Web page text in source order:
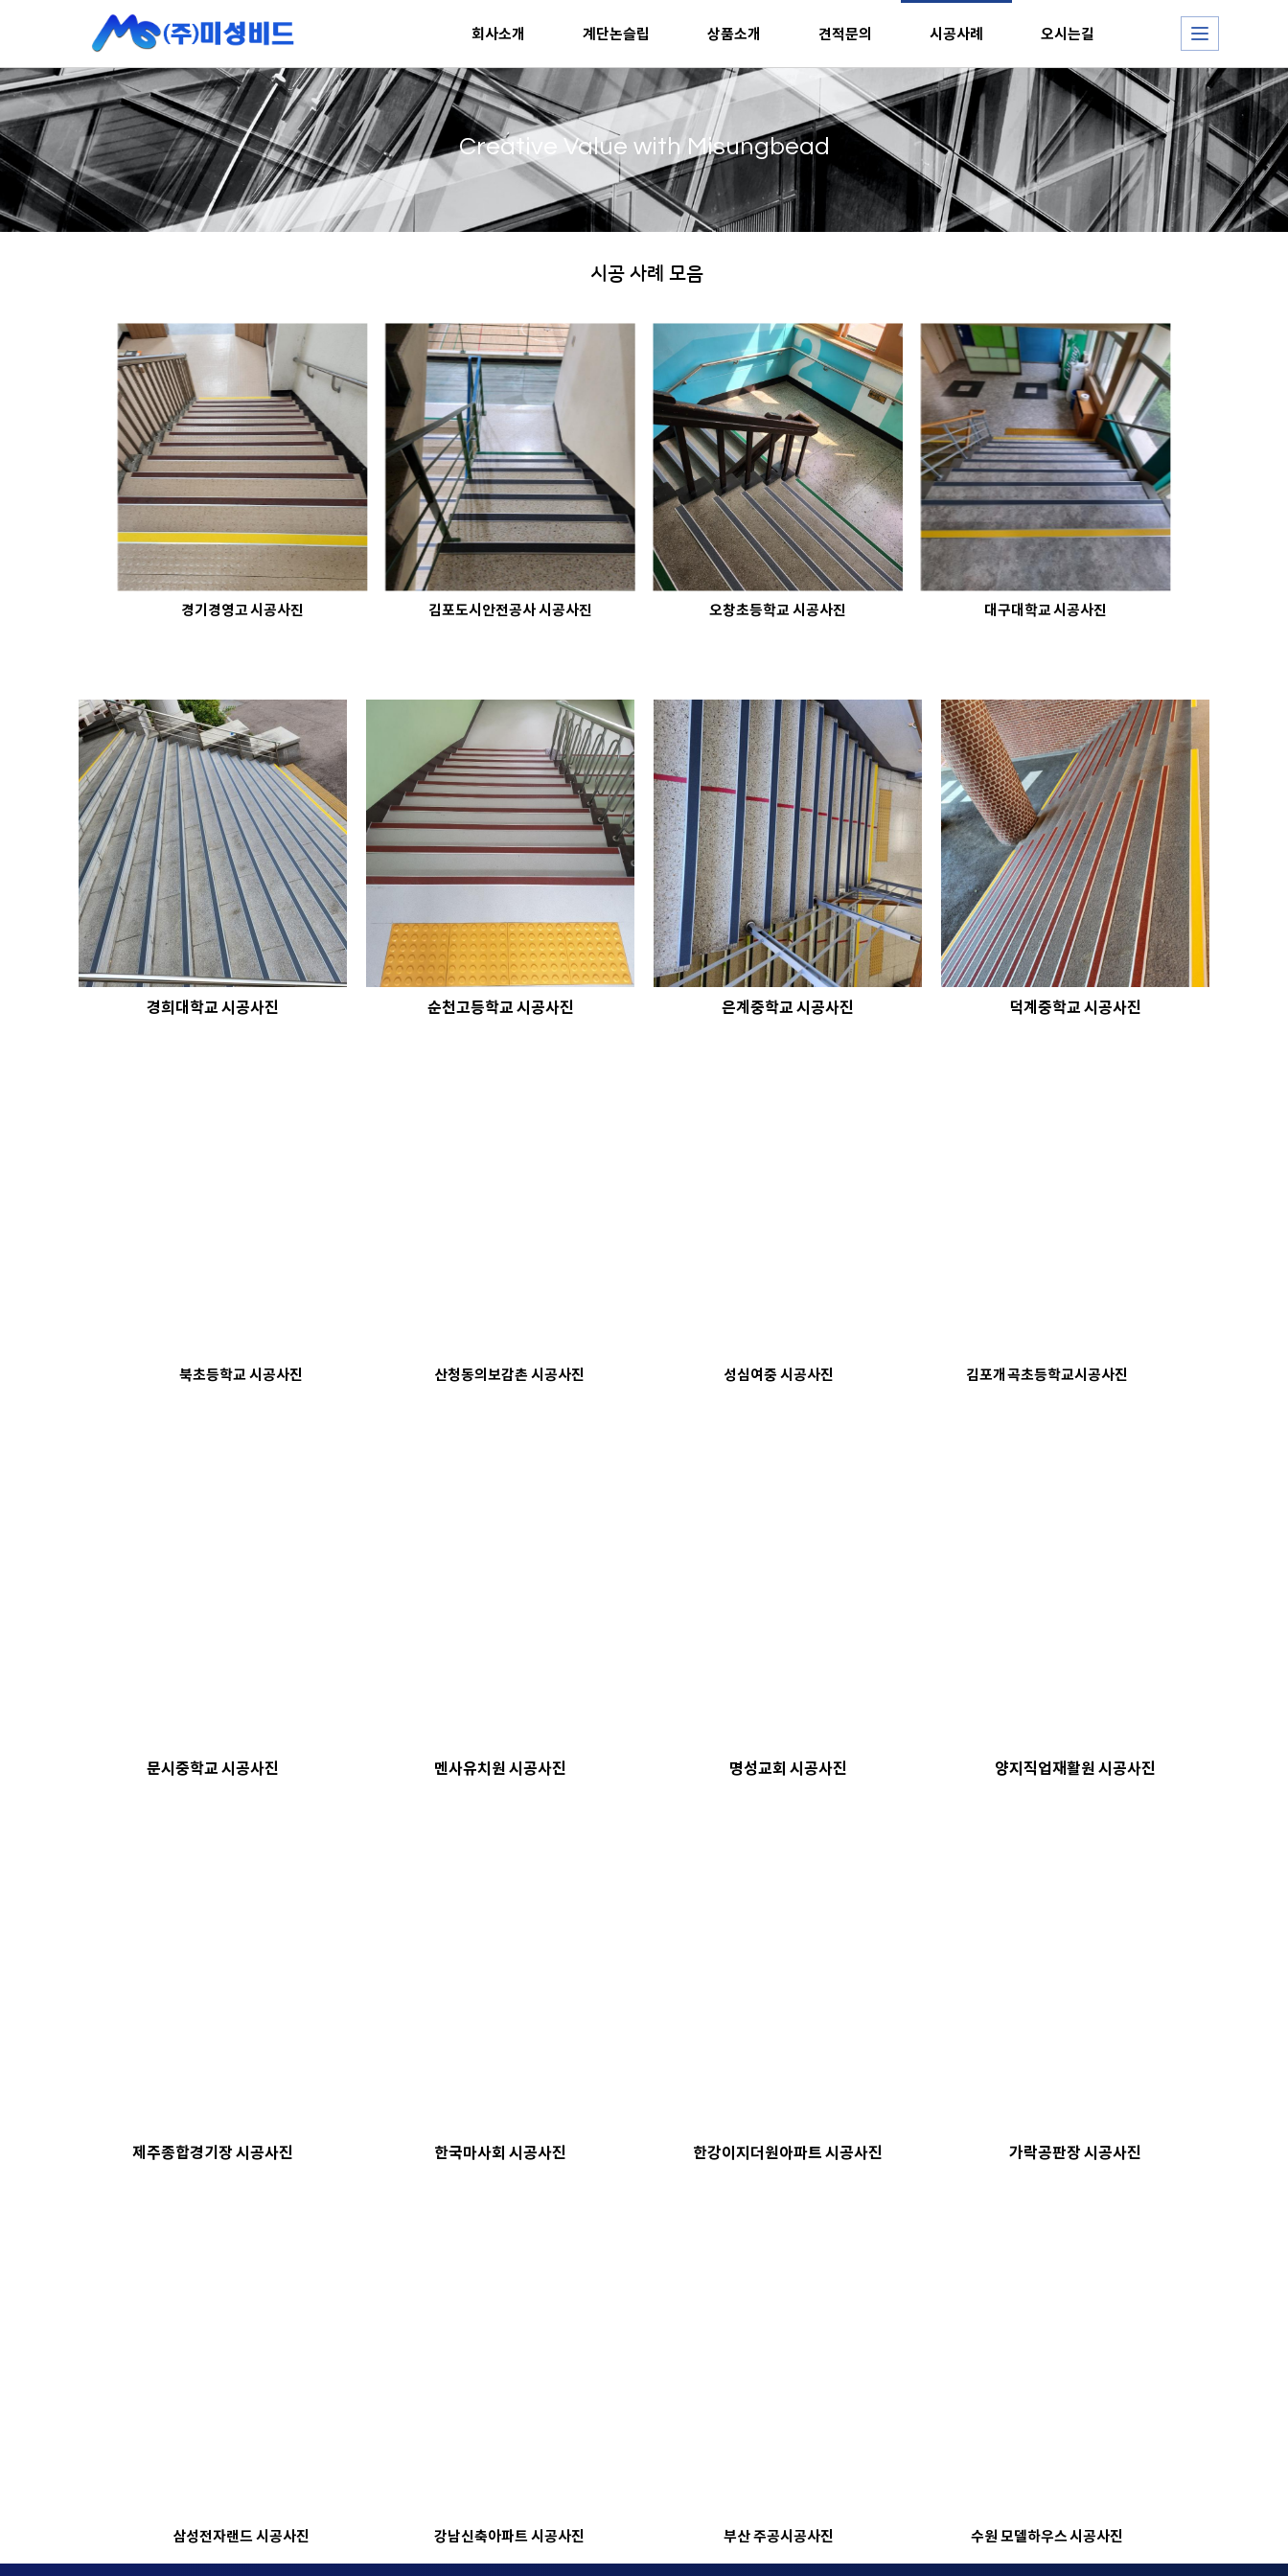
회사소개 계단논슬립 상품소개 견적문의 시공사례 오시는길
Creative Value with Misungbead
시공 사례 모음
경기경영고 시공사진 김포도시안전공사 시공사진 오창초등학교 시공사진 대구대학교 시공사진
경희대학교 시공사진 순천고등학교 시공사진 은계중학교 시공사진 덕계중학교 시공사진
북초등학교 시공사진 산청동의보감촌 시공사진 성심여중 시공사진 김포개곡초등학교시공사진
문시중학교 시공사진 멘사유치원 시공사진 명성교회 시공사진 양지직업재활원 시공사진
제주종합경기장 시공사진 한국마사회 시공사진 한강이지더원아파트 시공사진 가락공판장 시공사진
삼성전자랜드 시공사진 강남신축아파트 시공사진 부산 주공시공사진 수원 모델하우스 시공사진